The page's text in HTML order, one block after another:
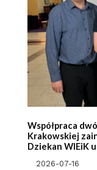
Współpraca
Krakowskiej
Dziekan WIEiK
2026-07-16